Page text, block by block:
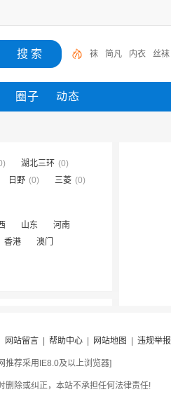
袜 简凡 内衣 丝袜
圈子 动态
湖北三环 (0)
日野 (0) 三菱 (0)
山东
河南
香港 澳门
网站留言| 帮助中心| 网站地图 违规举报
推荐采用IE8.0及以上浏览器]
删除或纠正，本站不承担任何法律责任!